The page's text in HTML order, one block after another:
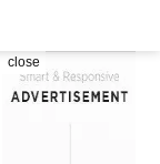
close